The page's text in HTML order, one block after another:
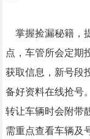
掌握捡漏秘籍，
点，车管所会定期
获取信息，新号段
备好资料在线抢号
转让车辆时会附带
需重点查看车辆及